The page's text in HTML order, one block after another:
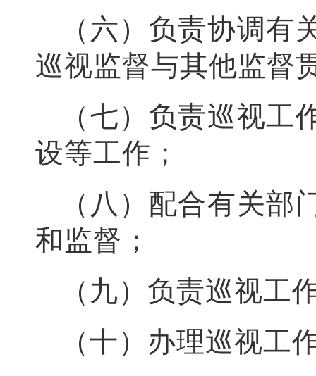
（六）负责协调
巡视监督与其他监督
（七）负责巡视
设等工作；
（八）配合有关
和监督；
（九）负责巡视工
（十）办理巡视工